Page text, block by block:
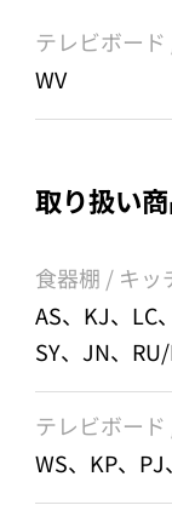
テレビボー
WV
取り扱い
食器棚 / キッ
AS、KJ、LC
SY、JN、
テレビボー
WS、KP、PJ